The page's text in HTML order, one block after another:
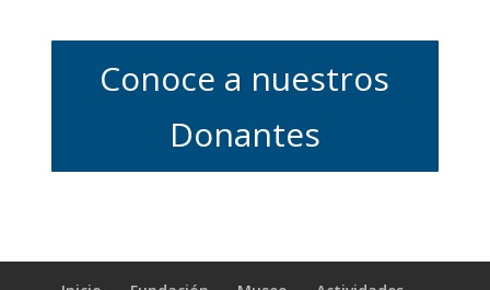
Conoce a nuestros
Donantes